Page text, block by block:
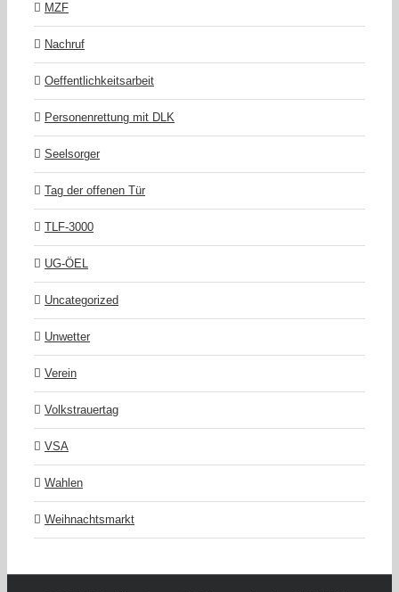
MZF
Nachruf
Oeffentlichkeitsarbeit
Personenrettung mit DLK
Seelsorger
Tag der offenen Tür
TLF-3000
UG-ÖEL
Uncategorized
Unwetter
Verein
Volkstrauertag
VSA
Wahlen
Weihnachtsmarkt